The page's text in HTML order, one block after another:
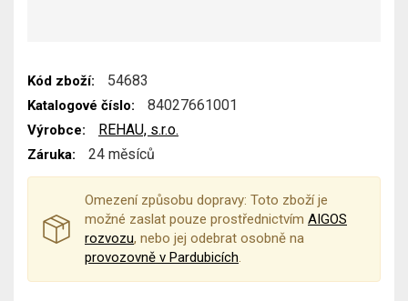
Kód zboží: 54683
Katalogové číslo: 84027661001
Výrobce: REHAU, s.r.o.
Záruka: 24 měsíců
Omezení způsobu dopravy: Toto zboží je
možné zaslat pouze prostřednictvím AIGOS
rozvozu, nebo jej odebrat osobně na
provozovně v Pardubicích.